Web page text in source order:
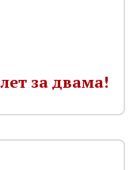
за двама!